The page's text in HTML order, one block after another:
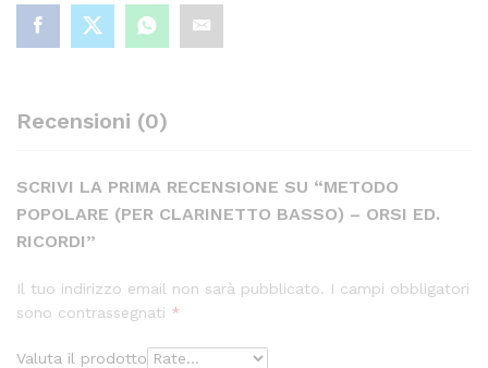
Recensioni (0)
SCRIVI LA PRIMA RECENSIONE SU “METODO
POPOLARE (PER CLARINETTO BASSO) – ORSI ED.
RICORDI”
Il tuo indirizzo email non sarà pubblicato. I campi obbligatori
sono contrassegnati *
Valuta il prodotto